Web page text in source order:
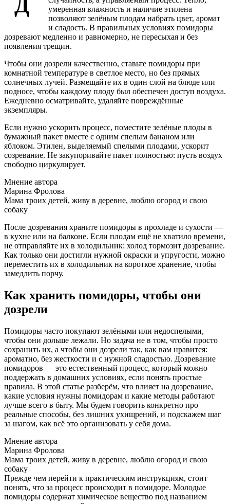
Д
умеренная влажность и наличие этилена
позволяют зелёным плодам набрать цвет, аромат
и сладость. В правильных условиях помидоры
дозревают медленно и равномерно, не пересыхая и без
появления трещин.
Чтобы они дозрели качественно, ставьте помидоры при
комнатной температуре в светлое место, но без прямых
солнечных лучей. Размещайте их в один слой на блюде или
подносе, чтобы каждому плоду был обеспечен доступ воздуха.
Ежедневно осматривайте, удаляйте повреждённые
экземпляры.
Если нужно ускорить процесс, поместите зелёные плоды в
бумажный пакет вместе с одним спелым бананом или
яблоком. Этилен, выделяемый спелыми плодами, ускорит
созревание. Не закупоривайте пакет полностью: пусть воздух
свободно циркулирует.
Мнение автора
Марина Фролова
Мама троих детей, живу в деревне, люблю огород и свою
собаку
После дозревания храните помидоры в прохладе и сухости —
в кухне или на балконе. Если плодам ещё не хватило времени,
не отправляйте их в холодильник: холод тормозит дозревание.
Как только они достигли нужной окраски и упругости, можно
переместить их в холодильник на короткое хранение, чтобы
замедлить порчу.
Как хранить помидоры, чтобы они
дозрели
Помидоры часто покупают зелёными или недоспелыми,
чтобы они дольше лежали. Но задача не в том, чтобы просто
сохранить их, а чтобы они дозрели так, как вам нравится:
ароматно, без жесткости и с нужной сладостью. Дозревание
помидоров — это естественный процесс, который можно
поддержать в домашних условиях, если понять простые
правила. В этой статье разберём, что влияет на дозревание,
какие условия нужны помидорам и какие методы работают
лучше всего в быту. Мы будем говорить конкретно про
реальные способы, без лишних ухищрений, и подскажем шаг
за шагом, как всё это организовать у себя дома.
Мнение автора
Марина Фролова
Мама троих детей, живу в деревне, люблю огород и свою
собаку
Прежде чем перейти к практическим инструкциям, стоит
понять, что за процесс происходит в помидоре. Молодые
помидоры содержат химическое вещество под названием